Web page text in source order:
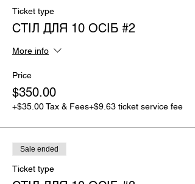
Ticket type
СТІЛ ДЛЯ 10 ОСІБ #2
More info
Price
$350.00
+$35.00 Tax & Fees+$9.63 ticket service fee
Sale ended
Ticket type